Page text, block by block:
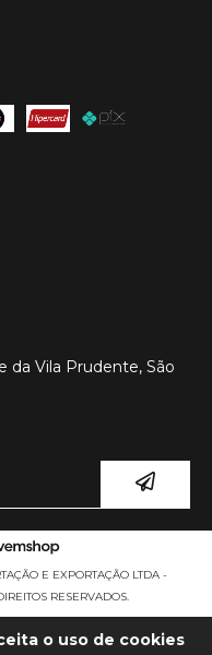
o uso de cookies
da Vila Prudente, São
E EXPORTAÇÃO LTDA -
RESERVADOS.